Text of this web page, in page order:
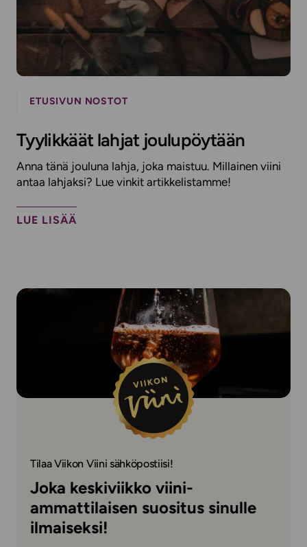
ETUSIVUN NOSTOT
Tyylikkäät lahjat joulupöytään
Anna tänä jouluna lahja, joka maistuu. Millainen viini
antaa lahjaksi? Lue vinkit artikkelistamme!
LUE LISÄÄ
Tilaa Viikon Viini sähköpostiisi!
Joka keskiviikko viini-
ammattilaisen suositus sinulle
ilmaiseksi!